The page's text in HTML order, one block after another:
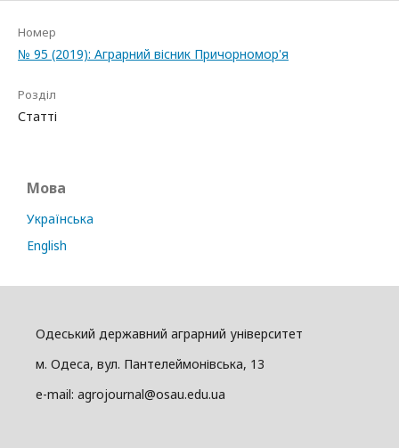
Номер
№ 95 (2019): Аграрний вісник Причорномор'я
Розділ
Статті
Мова
Українська
English
Одеський державний аграрний університет
м. Одеса, вул. Пантелеймонівська, 13
e-mail: agrojournal@osau.edu.ua